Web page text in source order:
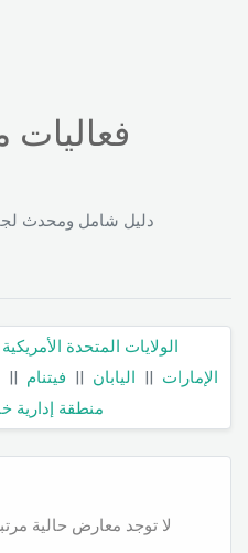
فعاليات
دليل شامل ومحدث
الولايات المتحدة الأمريكية
الإمارات || اليابان || فيتنام ||
منطقة إدارية
لا توجد معارض حالية